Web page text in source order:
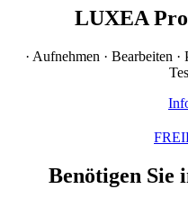
LUXEA
· Aufnehmen · Bearbeiten
Benötigen Sie